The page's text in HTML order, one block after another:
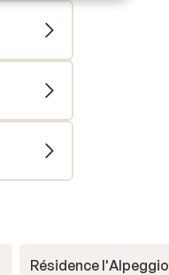
Résidence l'Alpeggio